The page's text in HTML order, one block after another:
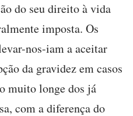
do seu direito à vida
imposta. Os
nos-iam a aceitar
da gravidez em casos
muito longe dos já
com a diferença do